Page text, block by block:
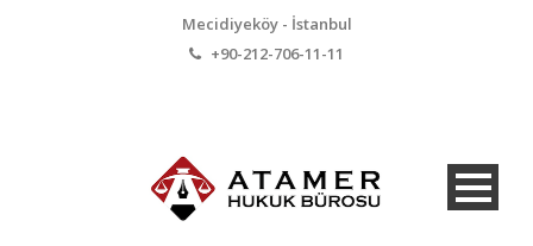
Mecidiyeköy - İstanbul
+90-212-706-11-11